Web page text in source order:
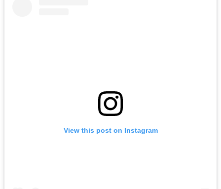
View this post on Instagram